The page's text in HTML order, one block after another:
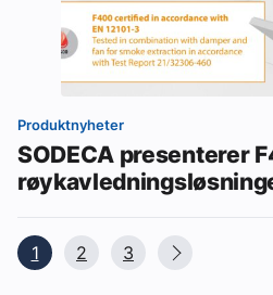
Produktnyheter
SODECA presenterer
1 2 3